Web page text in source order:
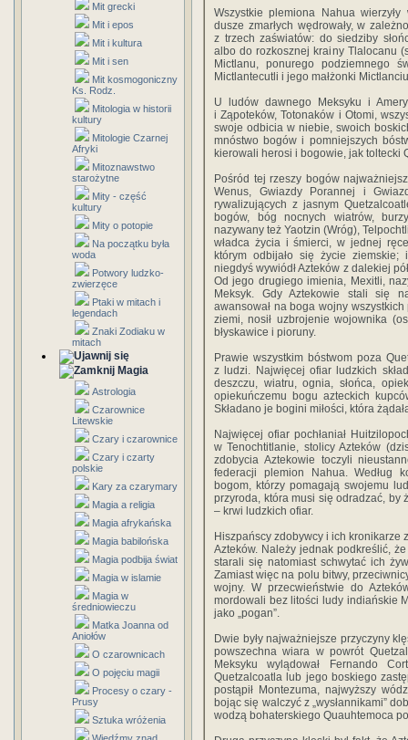
Mit grecki
Mit i epos
Mit i kultura
Mit i sen
Mit kosmogoniczny
Ks. Rodz.
Mitologia w historii
kultury
Mitologie Czarnej
Afryki
Mitoznawstwo
starożytne
Mity - część
kultury
Mity o potopie
Na początku była
woda
Potwory ludzko-
zwierzęce
Ptaki w mitach i
legendach
Znaki Zodiaku w
mitach
Magia
Astrologia
Czarownice
Litewskie
Czary i czarownice
Czary i czarty
polskie
Kary za czarymary
Magia a religia
Magia afrykańska
Magia babilońska
Magia podbija świat
Magia w islamie
Magia w
średniowieczu
Matka Joanna od
Aniołów
O czarownicach
O pojęciu magii
Procesy o czary -
Prusy
Sztuka wróżenia
Wszystkie plemiona Nahua
dusze zmarłych wędrowały, w
z trzech zaświatów: do siedziby
albo do rozkosznej krainy Tlalocanu
Mictlanu, ponurego podziemnego
Mictlantecutli i jego małżonki
U ludów dawnego Meksyku i
i Ząpoteków, Totonaków i Otomi,
swoje odbicia w niebie, swoich
mnóstwo bogów i pomniejszych
kierowali herosi i bogowie, jak toltecki
Pośród tej rzeszy bogów
Wenus, Gwiazdy Porannej i
rywalizujących z jasnym
bogów, bóg nocnych wiatrów,
nazywany też Yaotzin (Wróg),
władca życia i śmierci, w jednej
którym odbijało się życie
niegdyś wywiódł Azteków z dalekiej
Od jego drugiego imienia, Mexitli,
Meksyk. Gdy Aztekowie stali się
awansował na boga wojny
ziemi, nosił uzbrojenie wojownika
błyskawice i pioruny.
Prawie wszystkim bóstwom poza
z ludzi. Najwięcej ofiar ludzkich
deszczu, wiatru, ognia, słońca,
opiekuńczemu bogu azteckich
Składano je bogini miłości, która
Najwięcej ofiar pochłaniał
w Tenochtitlanie, stolicy Azteków
zdobycia Aztekowie toczyli
federacji plemion Nahua. Według
bogom, którzy pomagają swojemu
przyroda, która musi się odradzać, by
– krwi ludzkich ofiar.
Hiszpańscy zdobywcy i ich
Azteków. Należy jednak podkreślić,
starali się natomiast schwytać ich
Zamiast więc na polu bitwy,
wojny. W przecwieństwie do
mordowali bez litości ludy indiańskie
jako „pogan”.
Dwie były najważniejsze przyczyny
powszechna wiara w powrót
Meksyku wylądował Fernando
Quetzalcoatla lub jego boskiego
postąpił Montezuma, najwyższy
bojąc się walczyć z „wysłannikami”
wodzą bohaterskiego Quauhtemoca